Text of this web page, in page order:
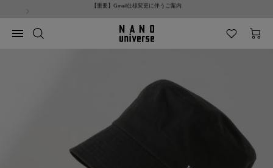
NANO universe サイト利用規約改定のお知らせ
ナ
NANO
universe